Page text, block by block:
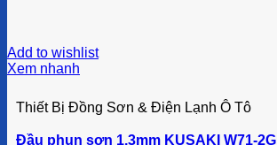
Add to wishlist
Xem nhanh
Thiết Bị Đồng Sơn & Điện Lạnh Ô Tô
Đầu phun sơn 1.3mm KUSAKI W71-2G